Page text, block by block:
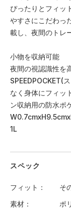
ぴったりとフィッ
やすさにこだわっ
載し、夜間のトレ
小物を収納可能
夜間の視認識性を
SPEEDPOCKET(
なく身体にフィッ
ン収納用の防水ポ
1L
スペック
フィット
そ
素材
ポ